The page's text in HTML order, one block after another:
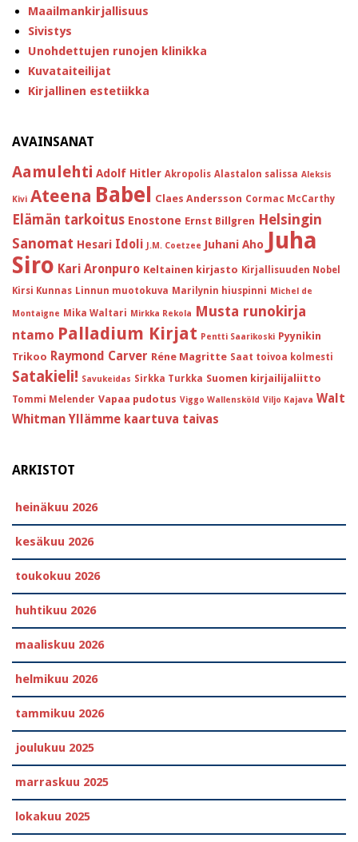
Maailmankirjallisuus
Sivistys
Unohdettujen runojen klinikka
Kuvataiteilijat
Kirjallinen estetiikka
AVAINSANAT
Aamulehti Adolf Hitler Akropolis Alastalon salissa Aleksis
Kivi Ateena Babel Claes Andersson Cormac McCarthy
Elämän tarkoitus Enostone Ernst Billgren Helsingin
Sanomat Hesari Idoli J.M. Coetzee Juhani Aho Juha
Siro Kari Aronpuro Keltainen kirjasto Kirjallisuuden Nobel
Kirsi Kunnas Linnun muotokuva Marilynin hiuspinni Michel de
Montaigne Mika Waltari Mirkka Rekola Musta runokirja
ntamo Palladium Kirjat Pentti Saarikoski Pyynikin
Trikoo Raymond Carver Réne Magritte Saat toivoa kolmesti
Satakieli! Savukeidas Sirkka Turkka Suomen kirjailijaliitto
Tommi Melender Vapaa pudotus Viggo Wallensköld Viljo Kajava Walt
Whitman Yllämme kaartuva taivas
ARKISTOT
heinäkuu 2026
kesäkuu 2026
toukokuu 2026
huhtikuu 2026
maaliskuu 2026
helmikuu 2026
tammikuu 2026
joulukuu 2025
marraskuu 2025
lokakuu 2025